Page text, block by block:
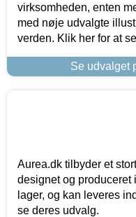
virksomheden, enten
med nøje udvalgte
verden. Klik her for at
Se udvalget
Aurea.dk tilbyder et
designet og produceret
lager, og kan leveres
se deres udvalg.